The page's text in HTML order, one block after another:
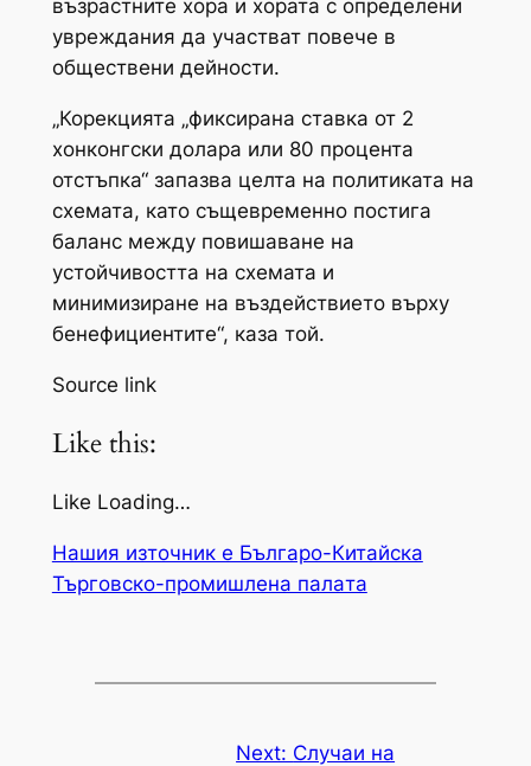
възрастните хора и хората с определени
увреждания да участват повече в
обществени дейности.
„Корекцията „фиксирана ставка от 2
хонконгски долара или 80 процента
отстъпка“ запазва целта на политиката на
схемата, като същевременно постига
баланс между повишаване на
устойчивостта на схемата и
минимизиране на въздействието върху
бенефициентите“, каза той.
Source link
Like this:
Like Loading…
Нашия източник е Българо-Китайска
Търговско-промишлена палaта
Next: Случаи на